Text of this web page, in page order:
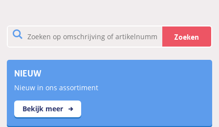
Zoeken
NIEUW
Nieuw in ons assortiment
Bekijk meer